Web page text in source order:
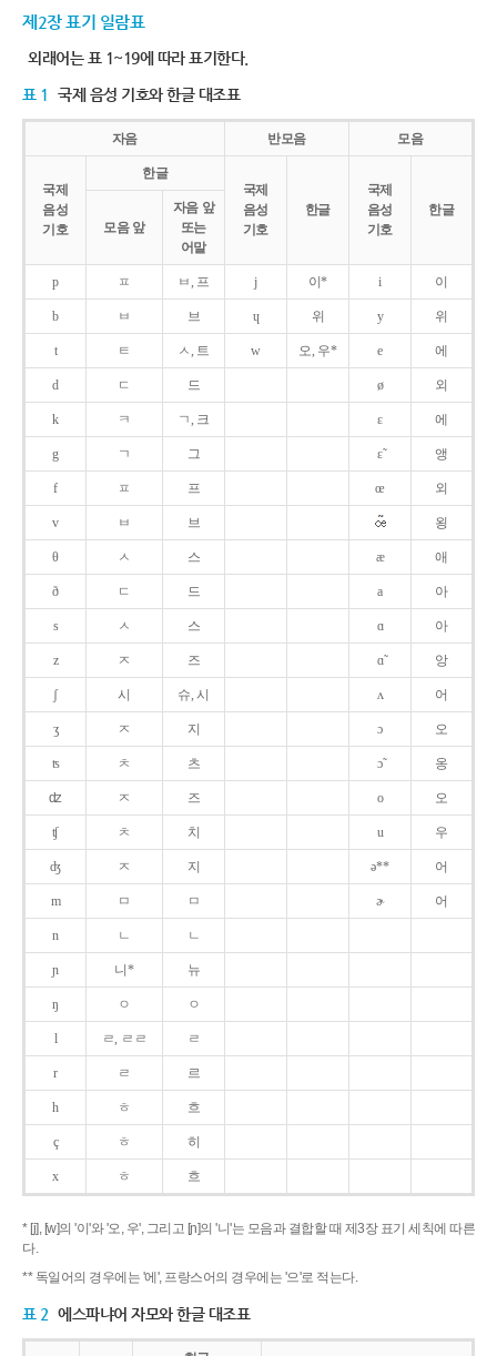
제2장 표기 일람표
외래어는 표 1~19에 따라 표기한다.
표 1 국제 음성 기호와 한글 대조표
자음 반모음 모음
국제
음성
기호
한글
국제
음성
기호
한글
국제
음성
기호
한글
모음 앞
자음 앞
또는
어말
p ㅍ ㅂ, 프 j 이* i 이
b ㅂ 브 ɥ 위 y 위
t ㅌ ㅅ, 트 w 오, 우* e 에
d ㄷ 드 ø 외
k ㅋ ㄱ, 크 ɛ 에
g ㄱ 그 ɛ̃ 앵
f ㅍ 프 œ 외
v ㅂ 브 욍
θ ㅅ 스 æ 애
ð ㄷ 드 a 아
s ㅅ 스 ɑ 아
z ㅈ 즈 ɑ̃ 앙
ʃ 시 슈, 시 ʌ 어
ʒ ㅈ 지 ɔ 오
ʦ ㅊ 츠 ɔ̃ 옹
ʣ ㅈ 즈 o 오
ʧ ㅊ 치 u 우
ʤ ㅈ 지 ə** 어
m ㅁ ㅁ ɚ 어
n ㄴ ㄴ
ɲ 니* 뉴
ŋ ㅇ ㅇ
l ㄹ, ㄹㄹ ㄹ
r ㄹ 르
h ㅎ 흐
ç ㅎ 히
x ㅎ 흐
* [j], [w]의 '이'와 '오, 우', 그리고 [ɲ]의 '니'는 모음과 결합할 때 제3장 표기 세칙에 따른
다.
** 독일어의 경우에는 '에', 프랑스어의 경우에는 '으'로 적는다.
표 2 에스파냐어 자모와 한글 대조표